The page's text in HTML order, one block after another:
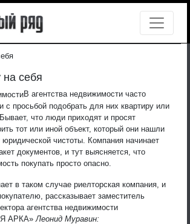
на себя
В агентства недвижимости часто
просьбой подобрать для них квартиру или
что люди приходят и просят
тот или иной объект, который они нашли
чистоты. Компания начинает
документов, и тут выясняется, что
покупать просто опасно.
в таком случае риелторская компания, и
рассказывает заместитель
агентства недвижимости
АРКА» Леонид Муравин: